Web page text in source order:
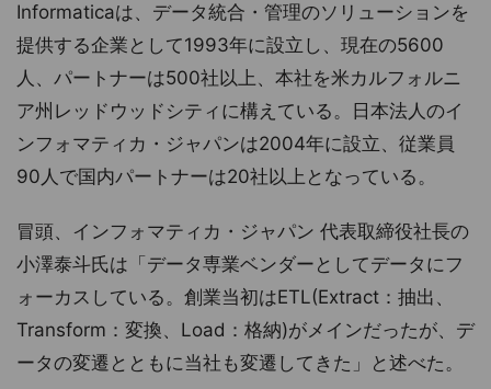
Informaticaは、データ統合・管理のソリューションを
提供する企業として1993年に設立し、現在の5600
人、パートナーは500社以上、本社を米カルフォルニ
ア州レッドウッドシティに構えている。日本法人のイ
ンフォマティカ・ジャパンは2004年に設立、従業員
90人で国内パートナーは20社以上となっている。
冒頭、インフォマティカ・ジャパン 代表取締役社長の
小澤泰斗氏は「データ専業ベンダーとしてデータにフ
ォーカスしている。創業当初はETL(Extract：抽出、
Transform：変換、Load：格納)がメインだったが、デ
ータの変遷とともに当社も変遷してきた」と述べた。